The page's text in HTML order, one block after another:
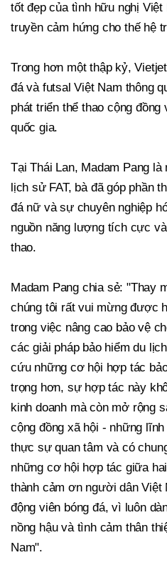
tốt đẹp của tình hữu nghị
truyền cảm hứng cho thế hệ
Trong hơn một thập kỷ,
đá và futsal Việt Nam thông
phát triển thể thao cộng
quốc gia.
Tại Thái Lan, Madam Pang
lịch sử FAT, bà đã góp phần
đá nữ và sự chuyên nghiệp
nguồn năng lượng tích cực
thao.
Madam Pang chia sẻ: "Thay
chúng tôi rất vui mừng được
trong việc nâng cao bảo vệ
các giải pháp bảo hiểm du
cứu những cơ hội hợp tác
trọng hơn, sự hợp tác này
kinh doanh mà còn mở rộng
cộng đồng xã hội - những
thực sự quan tâm và có
những cơ hội hợp tác giữa
thành cảm ơn người dân Việt
động viên bóng đá, vì luôn
nồng hậu và tình cảm thân
Nam".